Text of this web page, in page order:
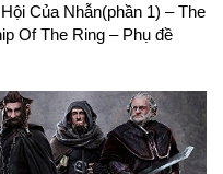
Của Nhẫn(phần 1) – The
Of The Ring – Phụ đề